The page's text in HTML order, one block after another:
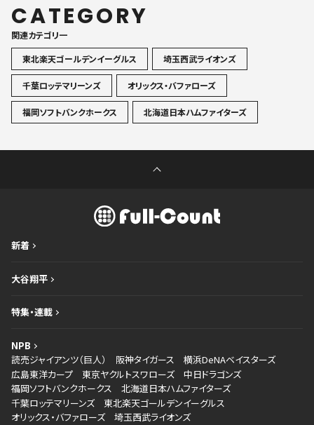
CATEGORY
関連カテゴリ一
東北楽天ゴールデンイーグルス
埼玉西武ライオンズ
千葉ロッテマリーンズ オリックス・バファローズ
福岡ソフトバンクホークス 北海道日本ハムファイターズ
新着
大谷翔平
特集・連載
NPB
読売ジャイアンツ（巨人）
阪神タイガース
横浜DeNAベイスターズ
広島東洋カープ
東京ヤクルトスワローズ
中日ドラゴンズ
福岡ソフトバンクホークス
北海道日本ハムファイターズ
千葉ロッテマリーンズ
東北楽天ゴールデンイーグルス
オリックス・バファローズ
埼玉西武ライオンズ